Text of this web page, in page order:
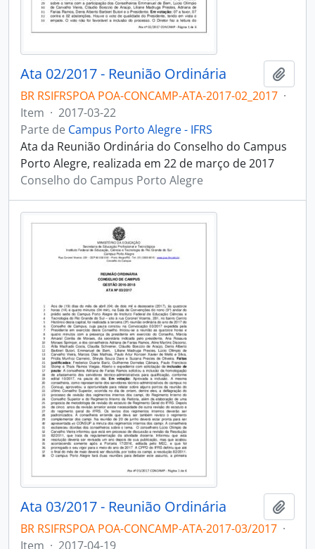
Ata 02/2017 - Reunião Ordinária
BR RSIFRSPOA POA-CONCAMP-ATA-2017-02_2017 ·
Item · 2017-03-22
Parte de Campus Porto Alegre - IFRS
Ata da Reunião Ordinária do Conselho do Campus
Porto Alegre, realizada em 22 de março de 2017
Conselho do Campus Porto Alegre
Ata 03/2017 - Reunião Ordinária
BR RSIFRSPOA POA-CONCAMP-ATA-2017-03/2017 ·
Item · 2017-04-19